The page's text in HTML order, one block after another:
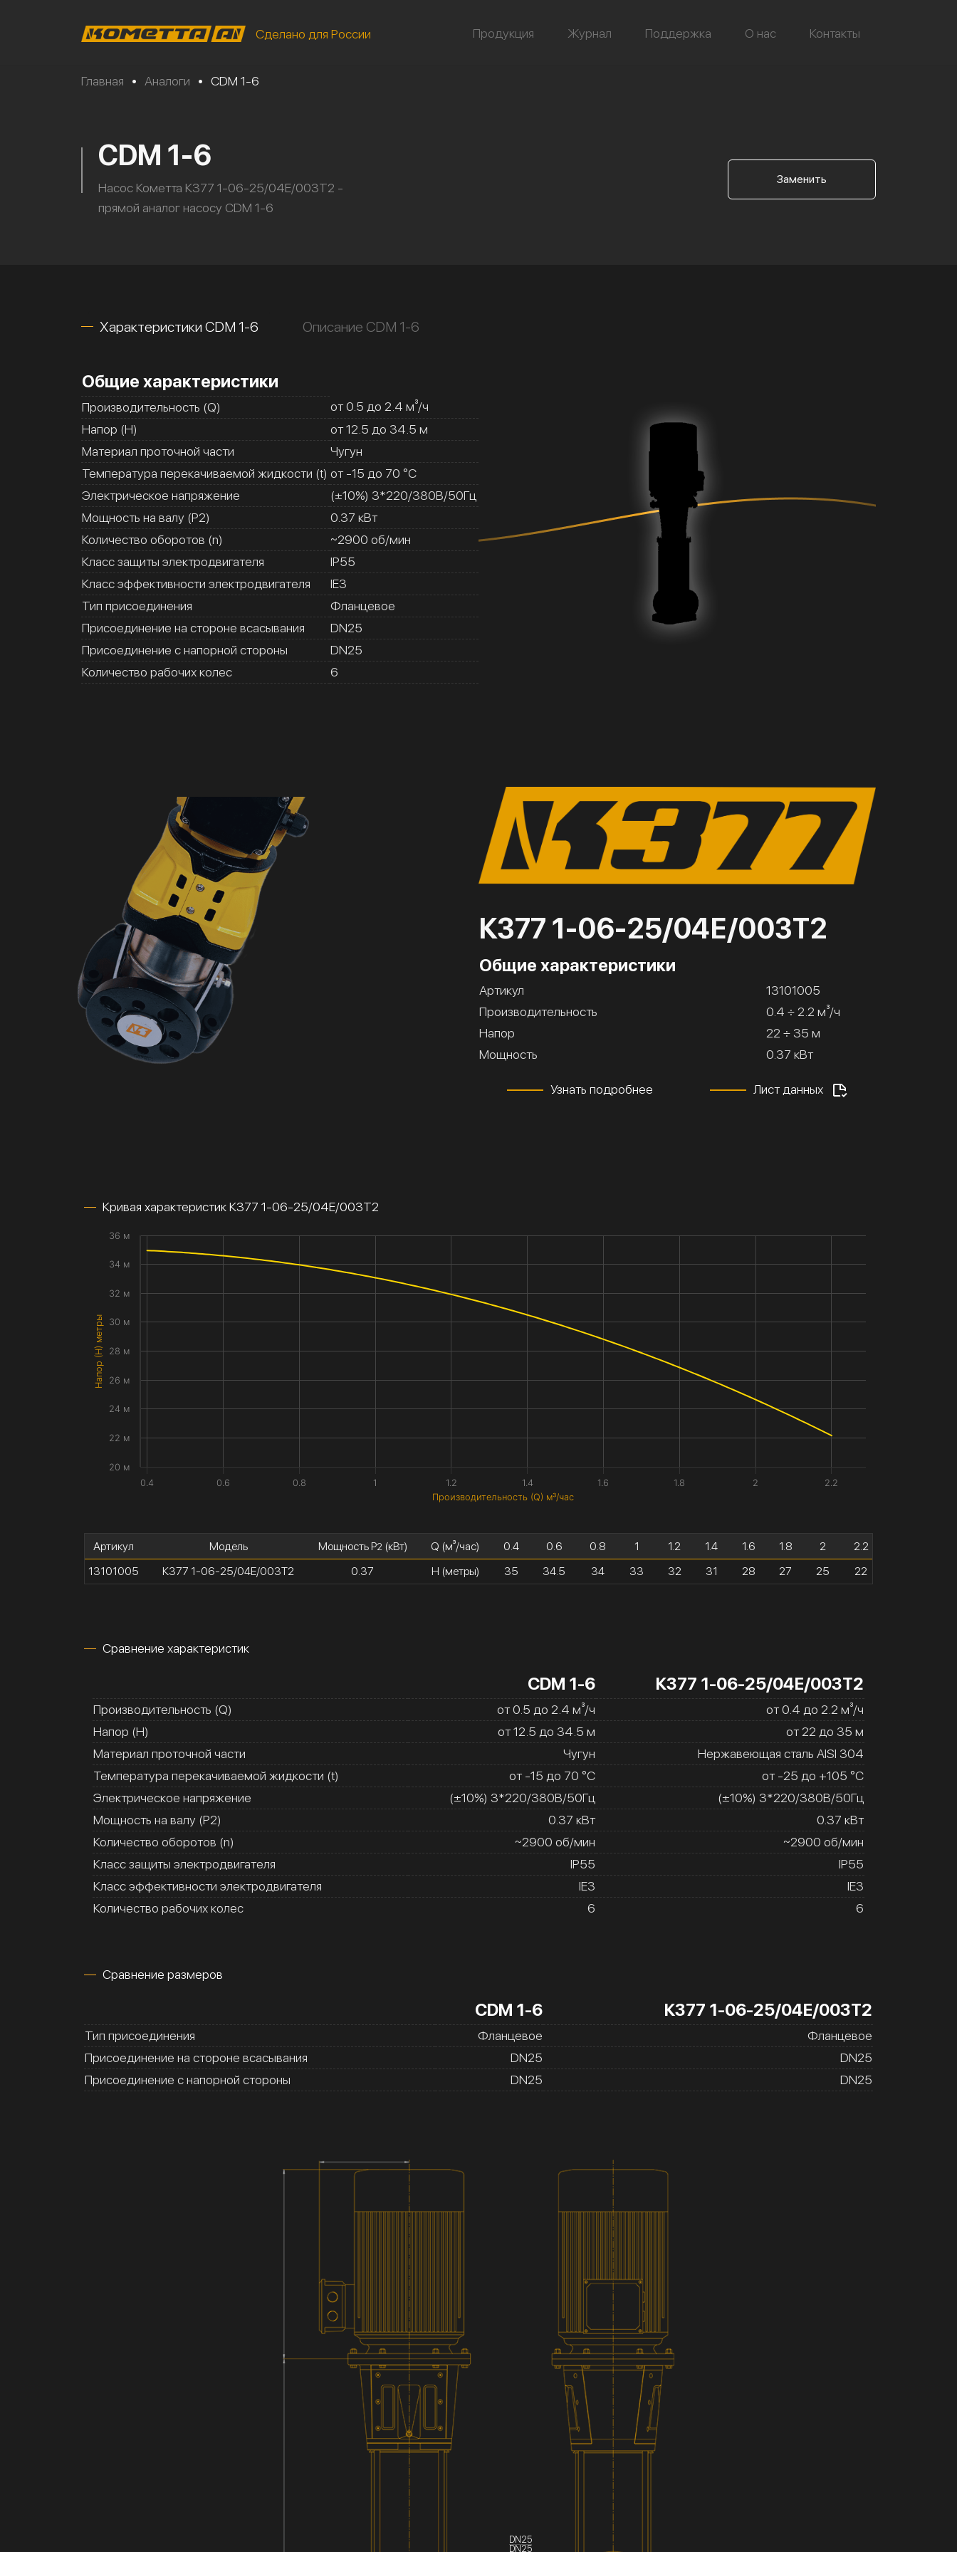
Сделано для России Продукция Журнал Поддержка О нас Контакты
Главная • Аналоги • CDM 1-6
CDM 1-6
Насос Кометта К377 1-06-25/04Е/003Т2 -
прямой аналог насосу CDM 1-6
Заменить
Характеристики CDM 1-6 Описание CDM 1-6
Общие характеристики
Производительность (Q)
от 0.5 до 2.4 м³/ч
Напор (H)
от 12.5 до 34.5 м
Материал проточной части
Чугун
Температура перекачиваемой жидкости (t) от -15 до 70 °C
Электрическое напряжение
(±10%) 3*220/380В/50Гц
Мощность на валу (Р2)
0.37 кВт
Количество оборотов (n)
~2900 об/мин
Класс защиты электродвигателя
IP55
Класс эффективности электродвигателя
IE3
Тип присоединения
Фланцевое
Присоединение на стороне всасывания
DN25
Присоединение с напорной стороны
DN25
Количество рабочих колес
6
К377 1-06-25/04Е/003Т2
Общие характеристики
Артикул
13101005
Производительность
0.4 ÷ 2.2 м³/ч
Напор
22 ÷ 35 м
Мощность
0.37 кВт
Узнать подробнее Лист данных
Кривая характеристик К377 1-06-25/04Е/003Т2
Производительность (Q) м³/час
Напор (H) метры
0.4 0.6 0.8 1 1.2 1.4 1.6 1.8 2 2.2
20 м
22 м
24 м
26 м
28 м
30 м
32 м
34 м
36 м
Артикул
13101005
Модель
К377 1-06-25/04Е/003Т2
Мощность P2(кВт)
0.37
Q (м³/час)
H (метры)
0.4
35
0.6
34.5
0.8
34
1
33
1.2
32
1.4
31
1.6
28
1.8
27
2
25
2.2
22
Сравнение характеристик
CDM 1-6 К377 1-06-25/04Е/003Т2
Производительность (Q) от 0.5 до 2.4 м³/ч
от 0.4 до 2.2 м³/ч
Напор (H)
от 12.5 до 34.5 м
от 22 до 35 м
Материал проточной части
Чугун
Нержавеющая сталь AISI 304
Температура перекачиваемой жидкости (t)
от -15 до 70 °C
от -25 до +105 °C
Электрическое напряжение
(±10%) 3*220/380В/50Гц
(±10%) 3*220/380В/50Гц
Мощность на валу (Р2)
0.37 кВт
0.37 кВт
Количество оборотов (n)
~2900 об/мин
~2900 об/мин
Класс защиты электродвигателя
IP55
IP55
Класс эффективности электродвигателя
IE3
IE3
Количество рабочих колес
6 6
Сравнение размеров
CDM 1-6 К377 1-06-25/04Е/003Т2
Тип присоединения Фланцевое
Фланцевое
Присоединение на стороне всасывания
DN25
DN25
Присоединение с напорной стороны
DN25 DN25
DN25
DN25